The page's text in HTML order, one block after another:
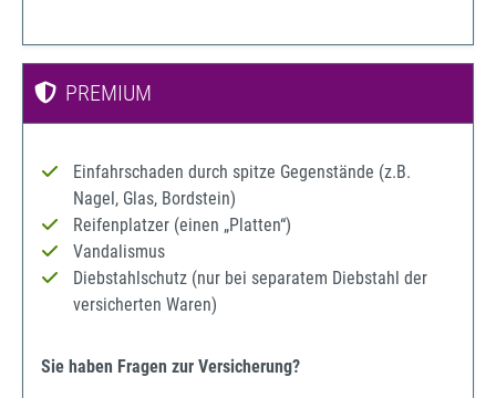
PREMIUM
Einfahrschaden durch spitze Gegenstände (z.B.
Nagel, Glas, Bordstein)
Reifenplatzer (einen „Platten“)
Vandalismus
Diebstahlschutz (nur bei separatem Diebstahl der
versicherten Waren)
Sie haben Fragen zur Versicherung?